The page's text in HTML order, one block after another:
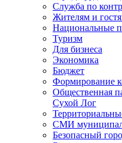
Служба по
Жителям и
Национальные
Туризм
Для бизнеса
Экономика
Бюджет
Формирование
Общественная
Сухой Лог
СМИ
Безопасный